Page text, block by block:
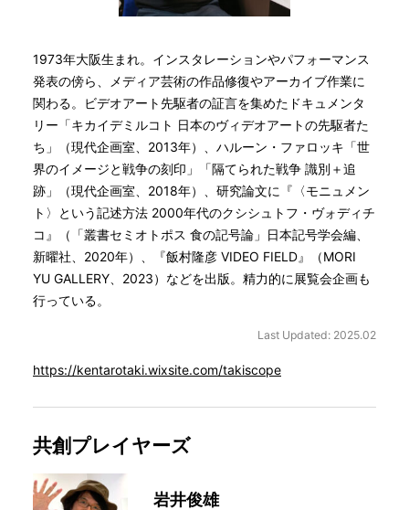
1973年大阪生まれ。インスタレーションやパフォーマンス
発表の傍ら、メディア芸術の作品修復やアーカイブ作業に
関わる。ビデオアート先駆者の証言を集めたドキュメンタ
リー「キカイデミルコト 日本のヴィデオアートの先駆者た
ち」（現代企画室、2013年）、ハルーン・ファロッキ「世
界のイメージと戦争の刻印」「隔てられた戦争 識別＋追
跡」（現代企画室、2018年）、研究論文に『〈モニュメン
ト〉という記述方法 2000年代のクシシュトフ・ヴォディチ
コ』（「叢書セミオトポス 食の記号論」日本記号学会編、
新曜社、2020年）、『飯村隆彦 VIDEO FIELD』（MORI
YU GALLERY、2023）などを出版。精力的に展覧会企画も
行っている。
Last Updated: 2025.02
https://kentarotaki.wixsite.com/takiscope
共創プレイヤーズ
岩井俊雄